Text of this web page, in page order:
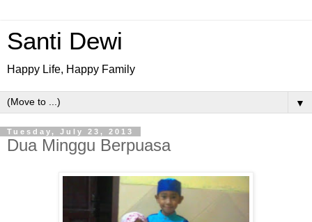
Santi Dewi
Happy Life, Happy Family
▼
Tuesday, July 23, 2013
Dua Minggu Berpuasa